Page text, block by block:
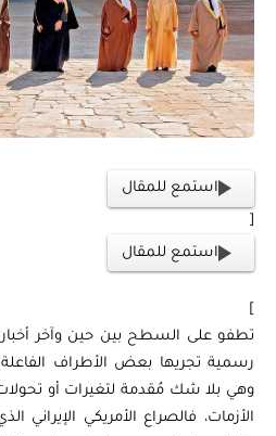
استمع للمقال
استمع للمقال
تطفو على السطح بين حين وآخر أخبار
رسمية تجريها بعض الأطراف الفاعلة
وهي بلا شك مُقدمة لتغيرات أو
الأزمات، فالصراع الأمريكي الإيراني